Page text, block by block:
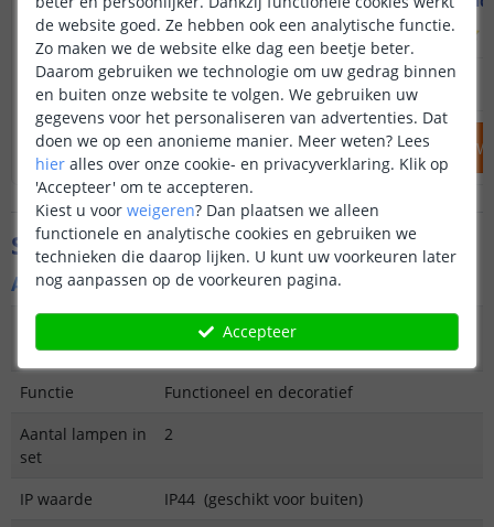
( 238 reviews)
OP VOORRAAD 59,90 54,95
IN WINKELWAGEN
OP VOORRAAD
IN
Specificaties
Algemene kenmerken
buitenverlichting
Wandlamp
Functie
Functioneel en decoratief
Aantal lampen in
set
2
IP waarde
IP44 (geschikt voor buiten)
de website goed. Ze hebben ook een analytische functie.
Zo maken we de website elke dag een beetje beter.
Daarom gebruiken we technologie om uw gedrag binnen
en buiten onze website te volgen. We gebruiken uw
gegevens voor het personaliseren van advertenties. Dat
doen we op een anonieme manier. Meer weten? Lees
hier alles over onze cookie- en privacyverklaring. Klik op
'Accepteer' om te accepteren.
Kiest u voor weigeren? Dan plaatsen we alleen
functionele en analytische cookies en gebruiken we
technieken die daarop lijken. U kunt uw voorkeuren later
nog aanpassen op de voorkeuren pagina.
Accepteer